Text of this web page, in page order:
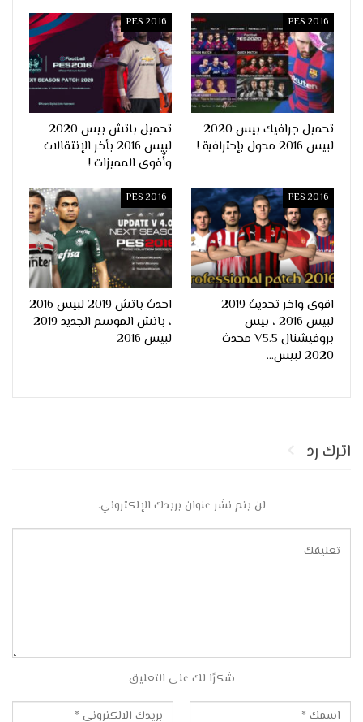
PES 2016
تحميل جرافيك بيس 2020
لبيس 2016 محول بإحترافية !
PES 2016
تحميل باتش بيس 2020
لبيس 2016 بأخر الإنتقالات
وأٌقوى المميزات !
PES 2016
اقوى واخر تحديث 2019
لبيس 2016 ، بيس
بروفيشنال V5.5 محدث
2020 لبيس…
PES 2016
احدث باتش 2019 لبيس 2016
، باتش الموسم الجديد 2019
لبيس 2016
اترك رد
لن يتم نشر عنوان بريدك الإلكتروني.
شكرًا لك على التعليق